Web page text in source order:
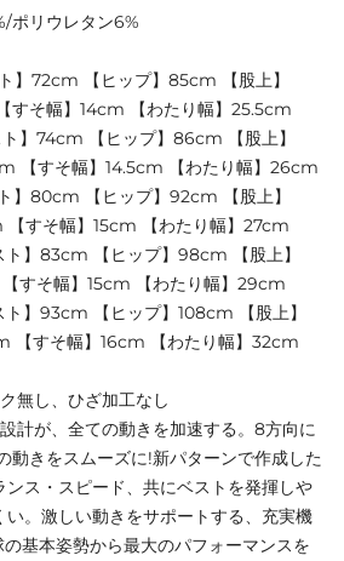
ポリウレタン6%
】72cm 【ヒップ】85cm 【股上】
そ幅】14cm 【わたり幅】25.5cm
】74cm 【ヒップ】86cm 【股上】
【すそ幅】14.5cm 【わたり幅】26cm
】80cm 【ヒップ】92cm 【股上】
すそ幅】15cm 【わたり幅】27cm
ト】83cm 【ヒップ】98cm 【股上】
すそ幅】15cm 【わたり幅】29cm
】93cm 【ヒップ】108cm 【股上】
【すそ幅】16cm 【わたり幅】32cm
無し、ひざ加工なし
計が、全ての動きを加速する。8方向に
動きをスムーズに!新パターンで作成した
ンス・スピード、共にベストを発揮しや
。激しい動きをサポートする、充実機
基本姿勢から最大のパフォーマンスを